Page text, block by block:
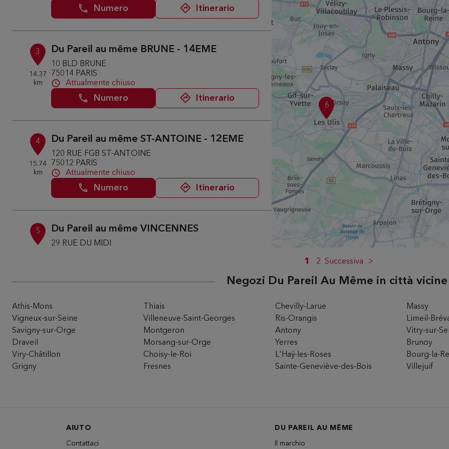
Numero Itinerario
3
14.37
km
Du Pareil au même BRUNE - 14EME
10 BLD BRUNE
75014 PARIS
Attualmente chiuso
Numero Itinerario
4
15.74
km
Du Pareil au même ST-ANTOINE - 12EME
120 RUE FGB ST-ANTOINE
75012 PARIS
Attualmente chiuso
Numero Itinerario
5 Du Pareil au même VINCENNES
29 RUE DU MIDI
6
km
Du Pareil au même LES ULIS
91940 LES ULIS
Du Pareil au même ST PLACIDE 2
6
1 2 Successiva
Negozi Du Pareil Au Même in città vicine
Athis-Mons
Vigneux-sur-Seine
Savigny-sur-Orge
Draveil
Viry-Châtillon
Grigny
Thiais
Villeneuve-Saint-Georges
Montgeron
Morsang-sur-Orge
Choisy-le-Roi
Fresnes
Chevilly-Larue
Ris-Orangis
Antony
Yerres
L'Haÿ-les-Roses
Sainte-Geneviève-des-Bois
Massy
Limeil-
Vitry-sur-
Brunoy
Bourg-la-
Villejuif
AIUTO
Contattaci
DU PAREIL AU MÊME
Il marchio